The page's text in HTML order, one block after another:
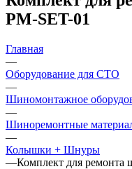
PM-SET-01
Главная
—
Оборудование для СТО
—
Шиномонтажное
—
Шиноремонтные
—
Колышки + Шнуры
—Комплект для ремонта